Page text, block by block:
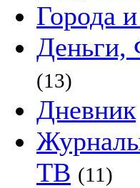
Города
Деньги,
(13)
Дневник
ТВ (11)